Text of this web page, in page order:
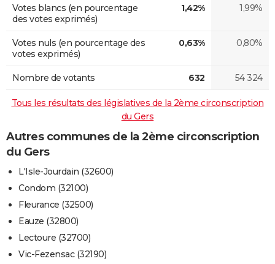
Votes blancs (en pourcentage
des votes exprimés)
1,42% 1,99%
Votes nuls (en pourcentage des
votes exprimés)
0,63% 0,80%
Nombre de votants 632 54 324
Tous les résultats des législatives de la 2ème circonscription
du Gers
Autres communes de la 2ème circonscription
du Gers
L'Isle-Jourdain (32600)
Condom (32100)
Fleurance (32500)
Eauze (32800)
Lectoure (32700)
Vic-Fezensac (32190)